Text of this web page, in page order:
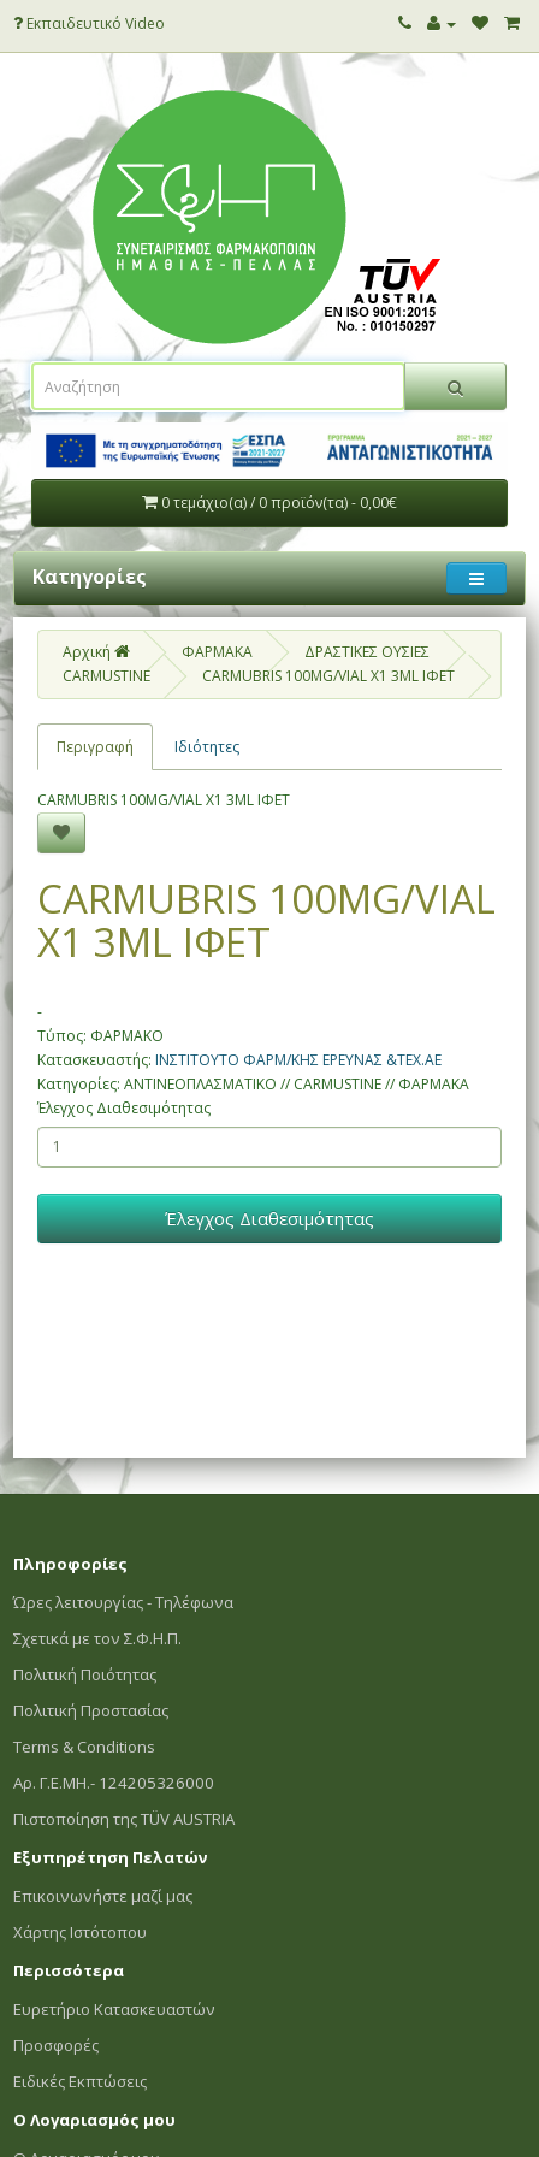
Εκπαιδευτικό Video
0 τεμάχιο(α) / 0 προϊόν(τα) - 0,00€
Κατηγορίες
Αρχική ΦΑΡΜΑΚΑ
ΔΡΑΣΤΙΚΕΣ ΟΥΣΙΕΣ
CARMUSTINE
CARMUBRIS 100MG/VIAL X1 3ML ΙΦΕΤ
Περιγραφή Ιδιότητες
CARMUBRIS 100MG/VIAL X1 3ML ΙΦΕΤ
CARMUBRIS 100MG/VIAL
X1 3ML ΙΦΕΤ
-
Τύπος: ΦΑΡΜΑΚΟ
Κατασκευαστής: ΙΝΣΤΙΤΟΥΤΟ ΦΑΡΜ/ΚΗΣ ΕΡΕΥΝΑΣ &ΤΕΧ.ΑΕ
Κατηγορίες: ΑΝΤΙΝΕΟΠΛΑΣΜΑΤΙΚΟ // CARMUSTINE // ΦΑΡΜΑΚΑ
Έλεγχος Διαθεσιμότητας
Έλεγχος Διαθεσιμότητας
Πληροφορίες
Ώρες λειτουργίας - Τηλέφωνα
Σχετικά με τον Σ.Φ.Η.Π.
Πολιτική Ποιότητας
Πολιτική Προστασίας
Terms & Conditions
Αρ. Γ.Ε.ΜΗ.- 124205326000
Πιστοποίηση της TÜV AUSTRIA
Εξυπηρέτηση Πελατών
Επικοινωνήστε μαζί μας
Χάρτης Ιστότοπου
Περισσότερα
Ευρετήριο Κατασκευαστών
Προσφορές
Ειδικές Εκπτώσεις
Ο Λογαριασμός μου